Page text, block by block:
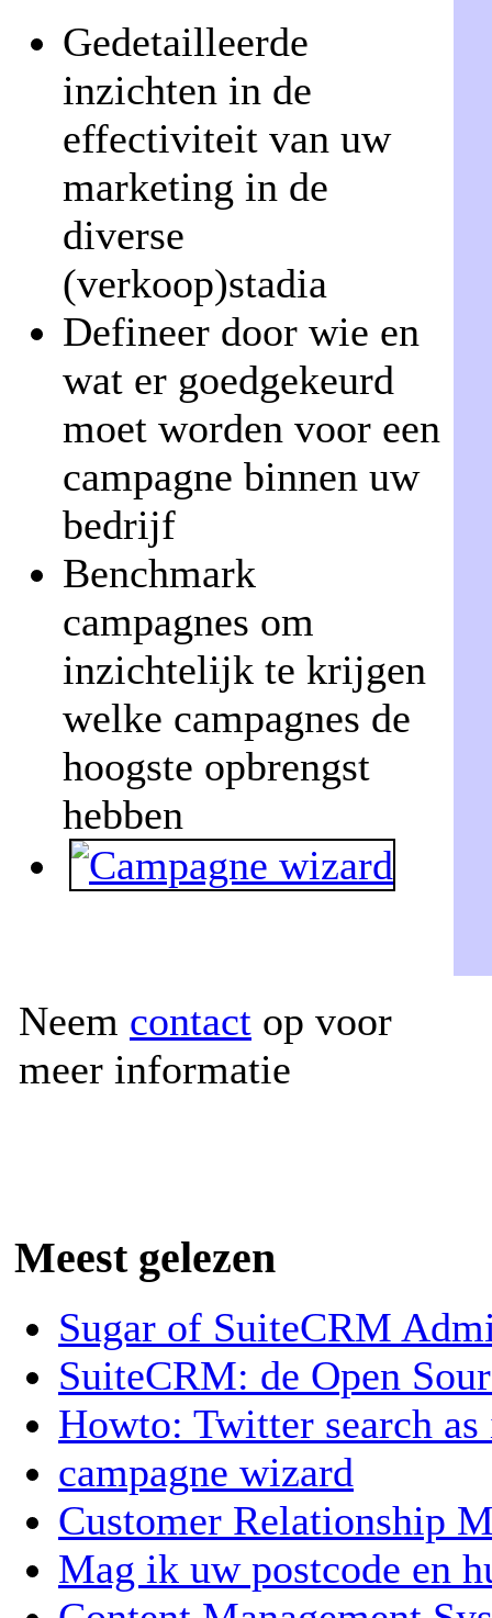
Gedetailleerde
inzichten in de
effectiviteit van uw
marketing in de
diverse
(verkoop)stadia
Defineer door wie en
wat er goedgekeurd
moet worden voor een
campagne binnen uw
bedrijf
Benchmark
campagnes om
inzichtelijk te krijgen
welke campagnes de
hoogste opbrengst
hebben
Neem contact op voor
meer informatie
Meest gelezen
Sugar of SuiteCRM
SuiteCRM: de Open
Howto: Twitter search
campagne wizard
Customer Relationship
Mag ik uw postcode en